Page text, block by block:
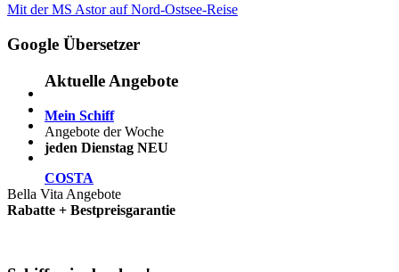
Beitragsnavigation
Vorheriger
Mit der MS Astor auf Nord-Ostsee-Reise
Google Übersetzer
Aktuelle Angebote
Mein Schiff
Angebote der Woche
jeden Dienstag NEU
COSTA
Bella Vita Angebote
Rabatte + Bestpreisgarantie